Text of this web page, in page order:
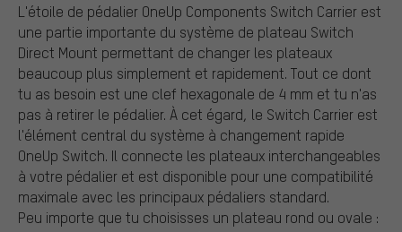
L'étoile de pédalier OneUp Components Switch Carrier est
une partie importante du système de plateau Switch
Direct Mount permettant de changer les plateaux
beaucoup plus simplement et rapidement. Tout ce dont
tu as besoin est une clef hexagonale de 4 mm et tu n'as
pas à retirer le pédalier. À cet égard, le Switch Carrier est
l'élément central du système à changement rapide
OneUp Switch. Il connecte les plateaux interchangeables
à votre pédalier et est disponible pour une compatibilité
maximale avec les principaux pédaliers standard.
Peu importe que tu choisisses un plateau rond ou ovale :